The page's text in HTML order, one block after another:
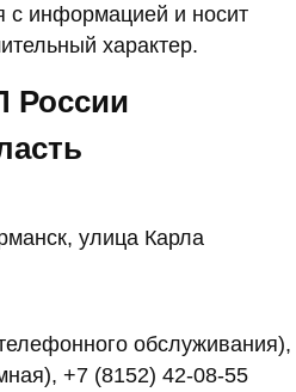
с информацией и носит
характер.
России
улица Карла
обслуживания),
+7 (8152) 42-08-55